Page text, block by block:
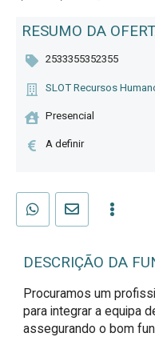
RESUMO DA
2533355352355
SLOT Recursos
Presencial
A definir
DESCRIÇÃO DA
Procuramos um
para integrar a equipa
assegurando o bom